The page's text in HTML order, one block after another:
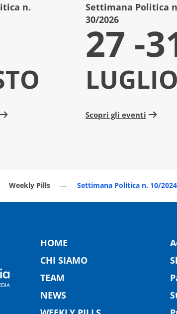
n.
Settimana Politica
30/2026
27 -
LUGLIO
Scopri gli eventi
Weekly Pills Settimana Politica n. 10/2024
HOME
CHI SIAMO
TEAM
NEWS